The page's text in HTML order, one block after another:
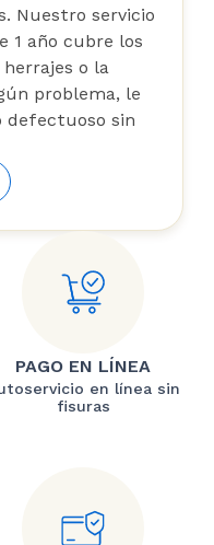
Nuestro servicio
1 año cubre los
o la
problema, le
defectuoso sin
PAGO EN LÍNEA
en línea sin
fisuras